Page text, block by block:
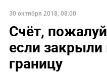
30 октября 2018, 08:00
Счёт,
если
границу